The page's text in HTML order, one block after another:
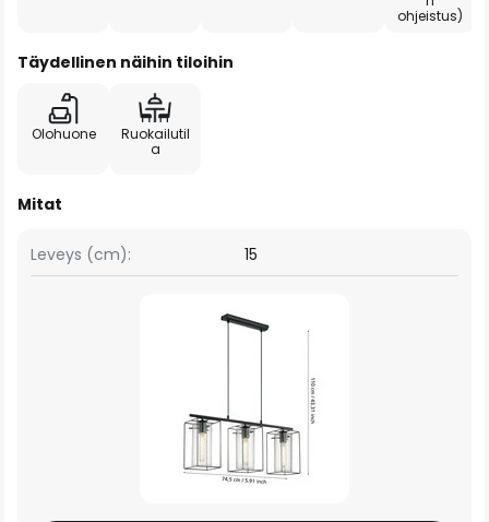
ohjeistus)
Täydellinen näihin tiloihin
Olohuone
Ruokailutil
a
Mitat
Leveys (cm): 15